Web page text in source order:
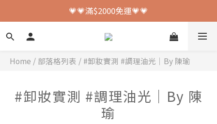
💗💗加入會員送150元購物金💗💗
💗💗滿$2000免運💗💗
💗💗加入會員送150元購物金💗💗
Home / 部落格列表 / #卸妝實測 #調理油光｜By 陳瑜
#卸妝實測 #調理油光｜By 陳
瑜